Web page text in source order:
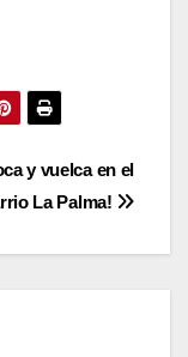
y vuelca en el
La Palma!